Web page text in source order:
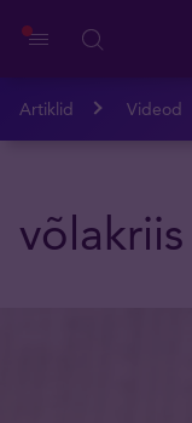
Artiklid Videod
võlakriis